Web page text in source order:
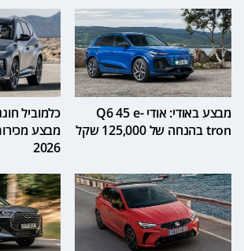
מבצע באודי: אודי Q6 45 e-
tron בהנחה של 125,000 שקל
מבצע
2026